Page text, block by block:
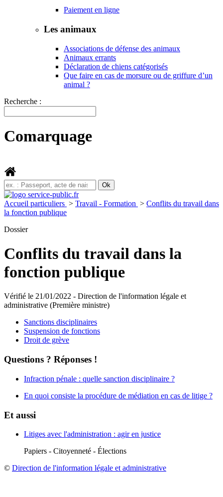
Paiement en ligne
Les animaux
Associations de défense des animaux
Animaux errants
Déclaration de chiens catégorisés
Que faire en cas de morsure ou de griffure d’un
animal ?
Recherche :
Comarquage
Accueil particuliers > Travail - Formation > Conflits du travail dans
la fonction publique
Dossier
Conflits du travail dans la
fonction publique
Vérifié le 21/01/2022 - Direction de l'information légale et
administrative (Première ministre)
Sanctions disciplinaires
Suspension de fonctions
Droit de grève
Questions ? Réponses !
Infraction pénale : quelle sanction disciplinaire ?
En quoi consiste la procédure de médiation en cas de litige ?
Et aussi
Litiges avec l'administration : agir en justice
Papiers - Citoyenneté - Élections
© Direction de l'information légale et administrative